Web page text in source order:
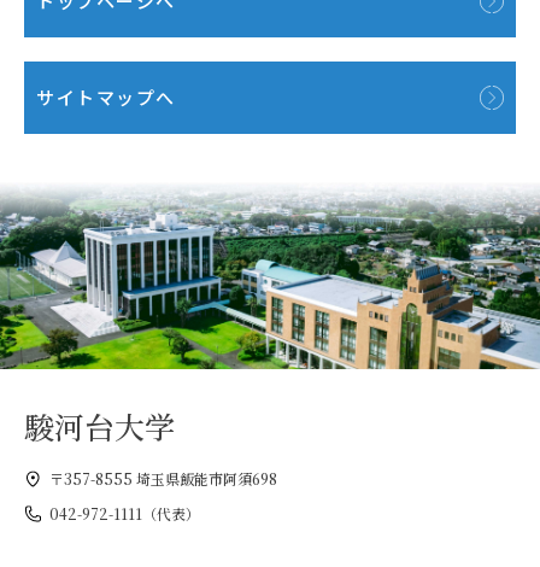
サイトマップへ
駿河台大学
〒357-8555 埼玉県飯能市阿須698
042-972-1111（代表）